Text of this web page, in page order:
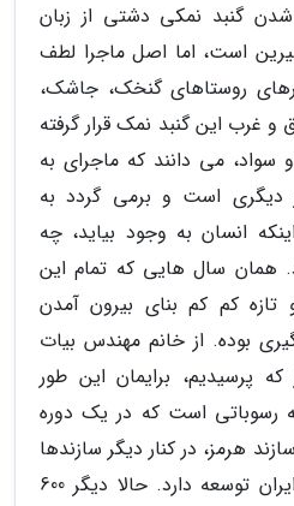
گنبد نمکی دشتی از زبان
است، اما اصل ماجرا لطف
روستاهای گنخک، جاشک،
غرب این گنبد نمک قرار گرفته
می دانند که ماجرای به
دیگری است و برمی گردد به
انسان به وجود بیاید، چه
همان سال هایی که تمام این
کم کم بنای بیرون آمدن
بوده. از خانم مهندس بیات
که پرسیدیم، برایمان این طور
رسوباتی است که در یک دوره
هرمز، در کنار دیگر سازندها
در تمام منطقه ها جنوب ایران توسعه دارد. حالا دیگر 600